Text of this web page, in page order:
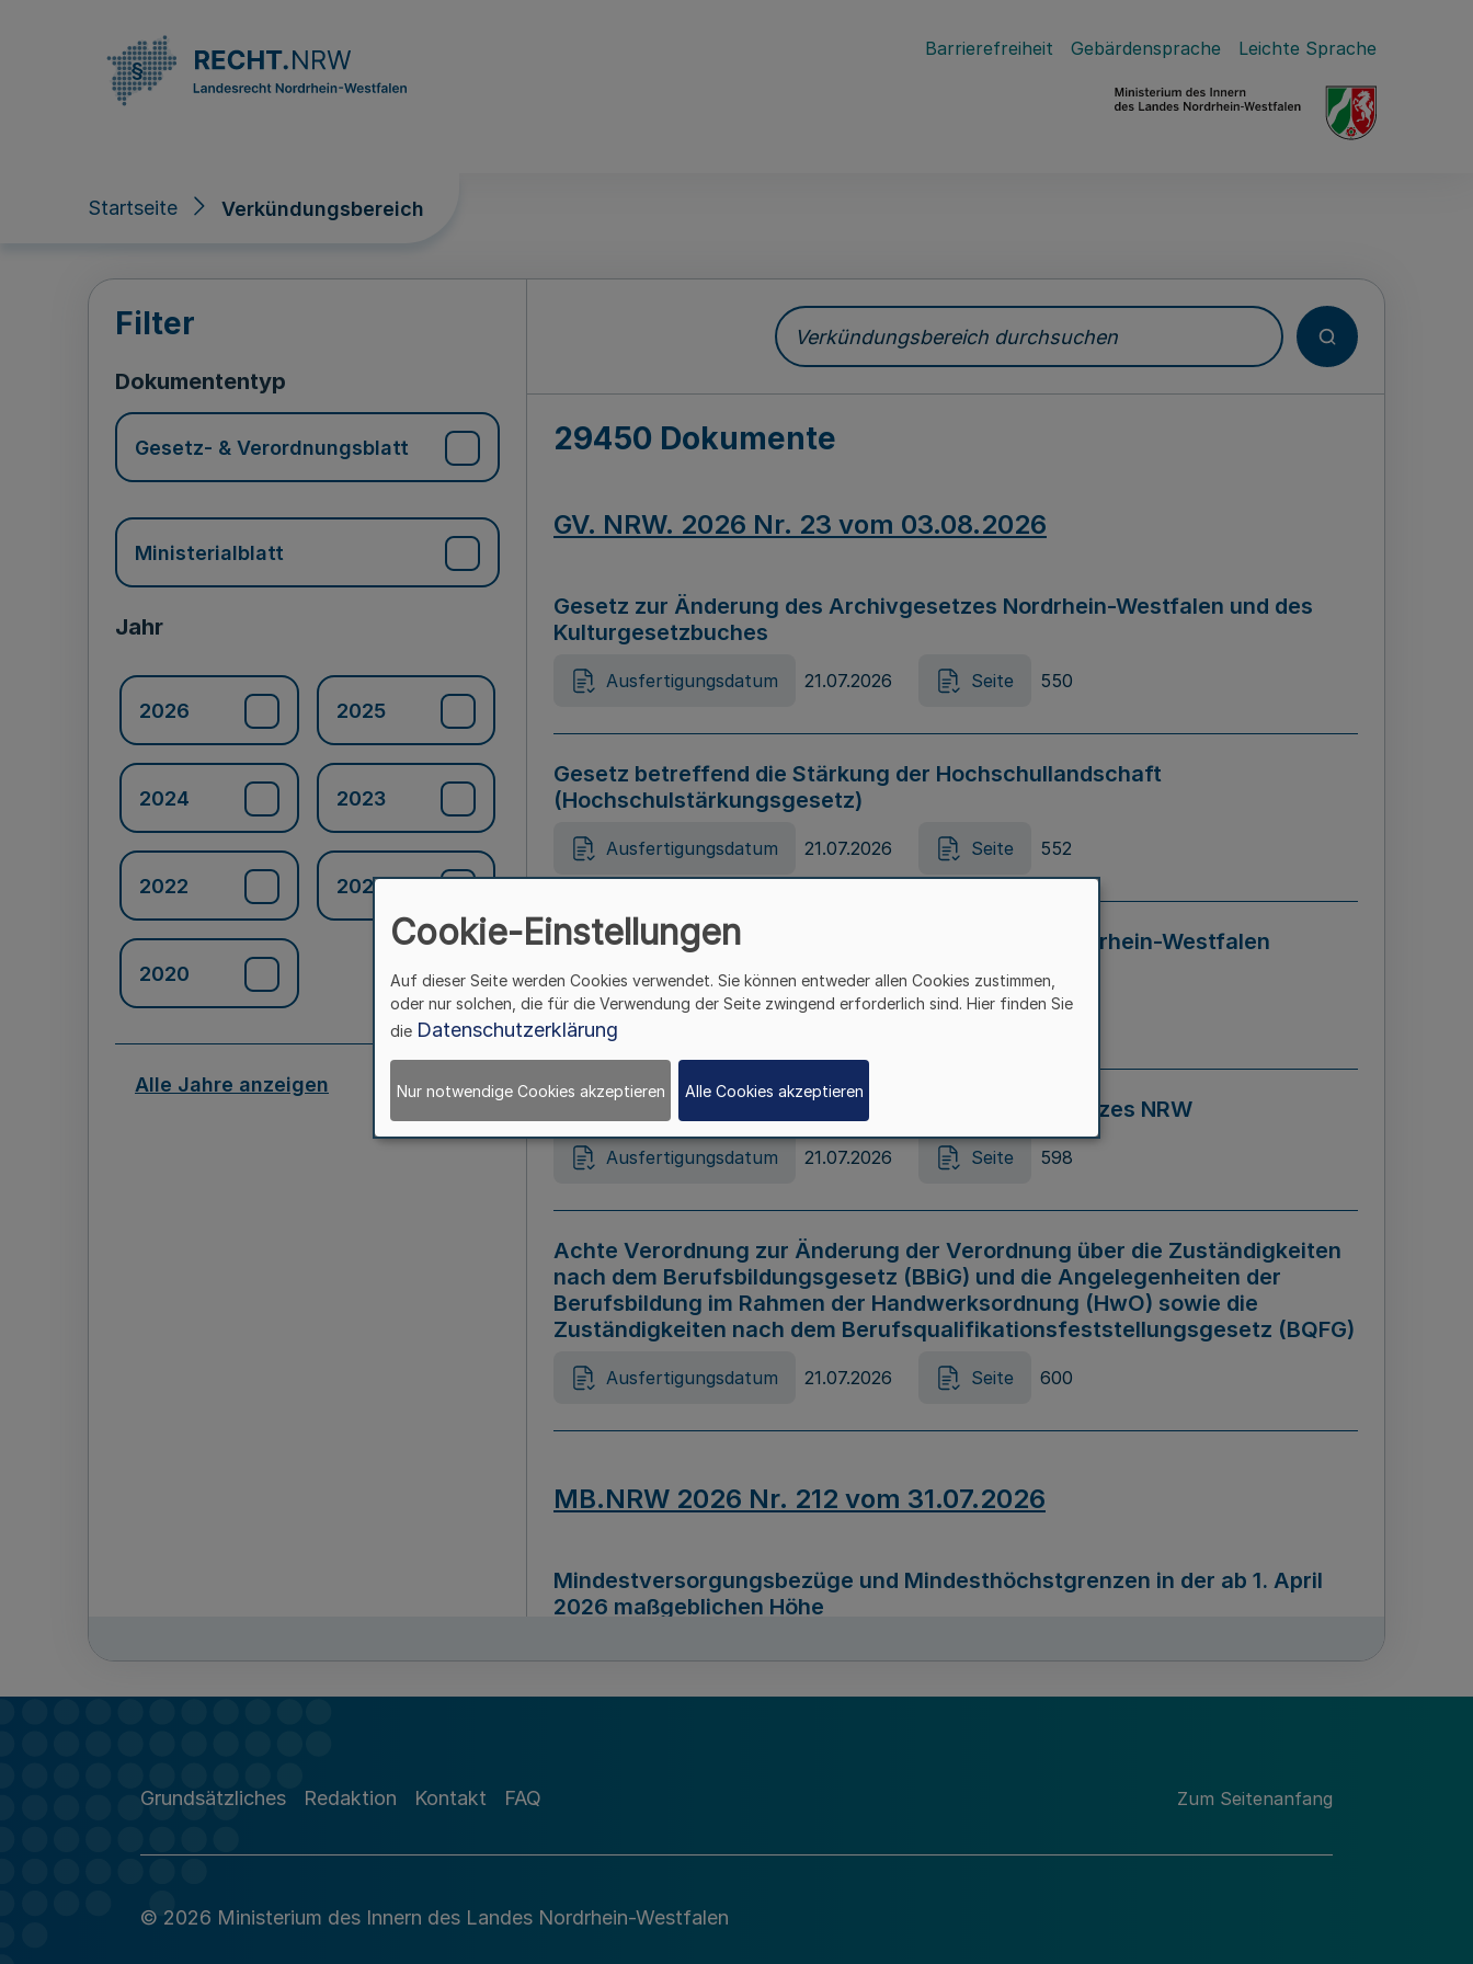
Barrierefreiheit Gebärdensprache Leichte Sprache
Startseite Verkündungsbereich
Verkündungsbereich
Filter
Dokumententyp
Gesetz- & Verordnungsblatt
Ministerialblatt
Jahr
2026 2025
2024 2023
2022 2021
2020
Alle Jahre anzeigen
Verkündungsbereich durchsuchen
29450 Dokumente
GV. NRW. 2026 Nr. 23 vom 03.08.2026
Gesetz zur Änderung des Archivgesetzes Nordrhein-Westfalen und des
Kulturgesetzbuches
Ausfertigungsdatum 21.07.2026 Seite 550
Gesetz betreffend die Stärkung der Hochschullandschaft
(Hochschulstärkungsgesetz)
Ausfertigungsdatum 21.07.2026 Seite 552
Gesetz zur Vermeidung von Diskriminierung in Nordrhein-Westfalen
(Landesantidiskriminierungsgesetz – LADG NRW)
Ausfertigungsdatum 21.07.2026 Seite 595
Gesetz zur Änderung des Online-Casinospiel Gesetzes NRW
Ausfertigungsdatum 21.07.2026 Seite 598
Achte Verordnung zur Änderung der Verordnung über die Zuständigkeiten
nach dem Berufsbildungsgesetz (BBiG) und die Angelegenheiten der
Berufsbildung im Rahmen der Handwerksordnung (HwO) sowie die
Zuständigkeiten nach dem Berufsqualifikationsfeststellungsgesetz (BQFG)
Ausfertigungsdatum 21.07.2026 Seite 600
MB.NRW 2026 Nr. 212 vom 31.07.2026
Mindestversorgungsbezüge und Mindesthöchstgrenzen in der ab 1. April
2026 maßgeblichen Höhe
Richtlinie zur Durchführung des Förderprogramms „Mittelstand Innovativ &
Grundsätzliches Redaktion Kontakt FAQ Zum Seitenanfang
© 2026 Ministerium des Innern des Landes Nordrhein-Westfalen
Cookie-Einstellungen
Auf dieser Seite werden Cookies verwendet. Sie können entweder allen Cookies zustimmen,
oder nur solchen, die für die Verwendung der Seite zwingend erforderlich sind. Hier finden Sie
die Datenschutzerklärung
Nur notwendige Cookies akzeptieren Alle Cookies akzeptieren